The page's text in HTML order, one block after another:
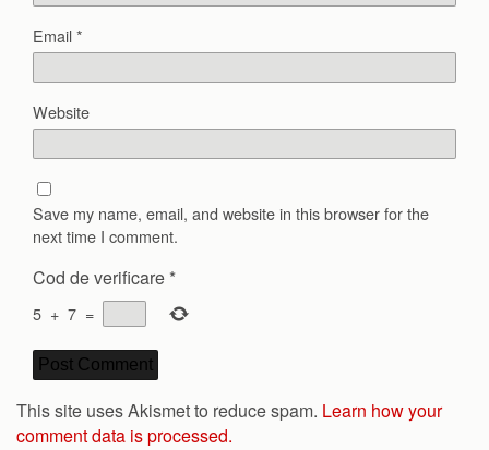
Email*
Website
Save my name, email, and website in this browser for the
next time I comment.
Cod de verificare *
5 + 7 =
This site uses Akismet to reduce spam. Learn how your
comment data is processed.